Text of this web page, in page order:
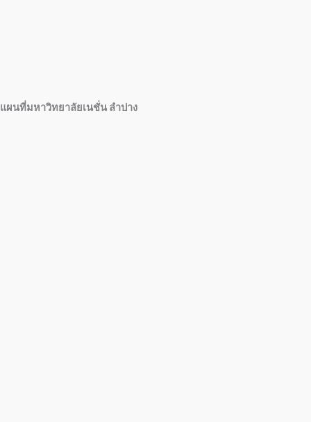
แผนที่มหาวิทยาลัยเนชั่น ลำปาง